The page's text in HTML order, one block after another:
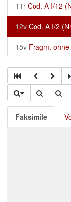
11r Cod. A I/12
12v Cod. A I/2
15v Fragm.
Faksimile